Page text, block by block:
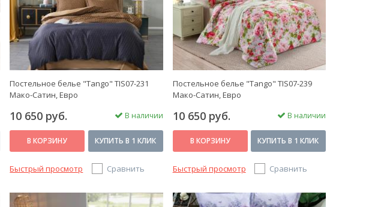
Постельное белье "Tango" TIS07-231
Мако-Сатин, Евро
10 650 руб. В наличии
В КОРЗИНУ КУПИТЬ В 1 КЛИК
Быстрый просмотр Сравнить
Постельное белье "Tango" TIS07-239
Мако-Сатин, Евро
10 650 руб. В наличии
В КОРЗИНУ КУПИТЬ В 1 КЛИК
Быстрый просмотр Сравнить